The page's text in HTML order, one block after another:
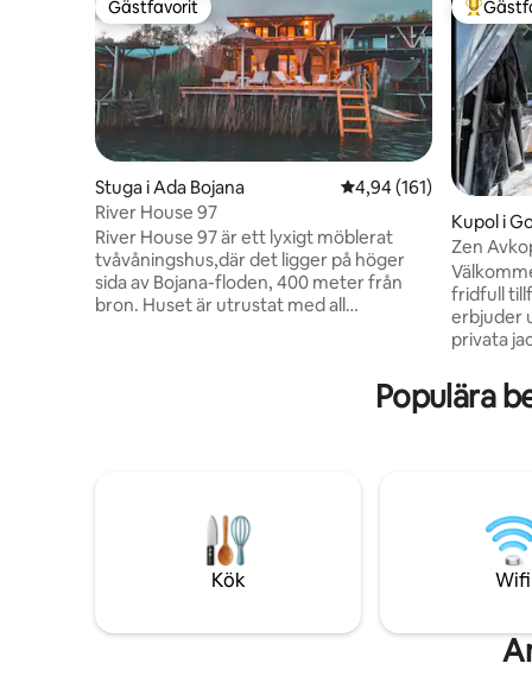
Gästfavorit
Gästfavorit
Stuga i Ada Bojana 4,94 av 5 i
4,94 (161)
River House 97
River House 97 är ett lyxigt möblerat
tvåvåningshus,där det ligger på höger
sida av Bojana-floden, 400 meter från
bron. Huset är utrustat med all
långsammare, ett kylskåp, en rostil, en
brödrost, ett badrum med tvättmaskin,
en vacker utsikt. Huset har 3
parkeringsplatser.
Kupol i
Zen
fridfull
erbjuder
privata
https://
https://
https://
https://
Populära
Kök Wifi